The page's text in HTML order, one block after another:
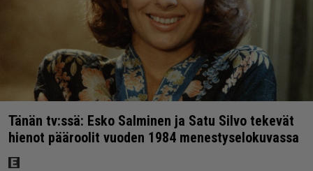
Tänän tv:ssä: Esko Salminen ja Satu Silvo tekevät
hienot pääroolit vuoden 1984 menestyselokuvassa